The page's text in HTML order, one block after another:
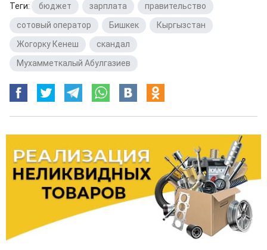
Теги: бюджет зарплата правительство
сотовый оператор
Бишкек Кыргызстан
Жогорку Кенеш
скандал
Мухамметкалый Абулгазиев